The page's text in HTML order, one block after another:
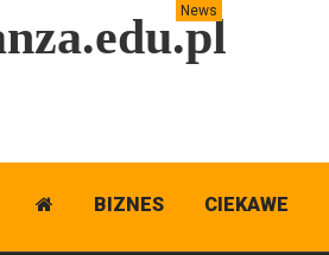
News
BIZNES CIEKAWE